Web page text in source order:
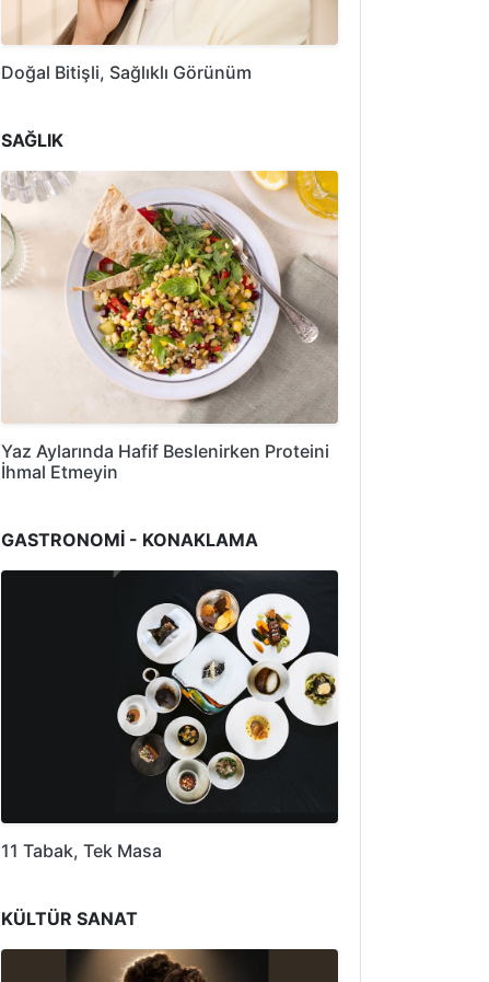
Doğal Bitişli, Sağlıklı Görünüm
SAĞLIK
Yaz Aylarında Hafif Beslenirken Proteini
İhmal Etmeyin
GASTRONOMİ - KONAKLAMA
11 Tabak, Tek Masa
KÜLTÜR SANAT